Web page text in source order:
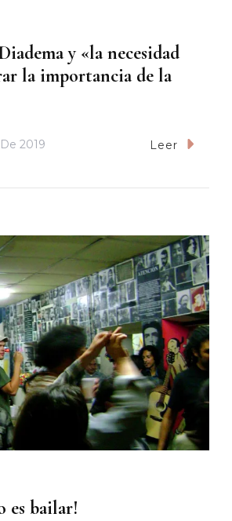
y «la necesidad
la importancia de la
2019 Leer
es bailar!